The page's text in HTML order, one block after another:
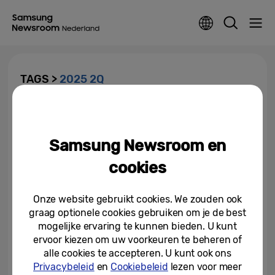
TAGS > 2025 2Q
31-07-2025
Announces Earnings Guidance
for Second Quarter 2025
Samsung Newsroom en
cookies
Onze website gebruikt cookies. We zouden ook
graag optionele cookies gebruiken om je de best
mogelijke ervaring te kunnen bieden. U kunt
ervoor kiezen om uw voorkeuren te beheren of
alle cookies te accepteren. U kunt ook ons
Privacybeleid en Cookiebeleid lezen voor meer